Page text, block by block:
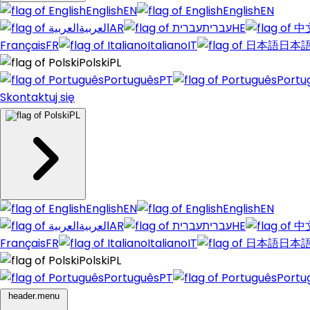
EnglishEN EnglishEN
العربيةAR עבריתHE
FrançaisFR ItalianoIT
日本
PolskiPL
PortuguêsPT
Skontaktuj się
PL
EnglishEN EnglishEN
العربيةAR עבריתHE
FrançaisFR ItalianoIT
日本
PolskiPL
PortuguêsPT
header.menu